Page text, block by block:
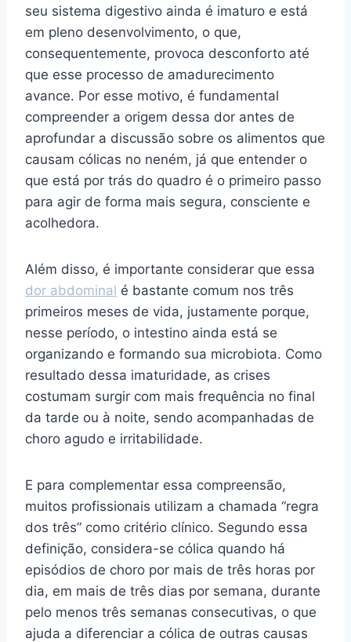
seu sistema digestivo ainda é imaturo e está
em pleno desenvolvimento, o que,
consequentemente, provoca desconforto até
que esse processo de amadurecimento
avance. Por esse motivo, é fundamental
compreender a origem dessa dor antes de
aprofundar a discussão sobre os alimentos que
causam cólicas no neném, já que entender o
que está por trás do quadro é o primeiro passo
para agir de forma mais segura, consciente e
acolhedora.
Além disso, é importante considerar que essa
dor abdominal é bastante comum nos três
primeiros meses de vida, justamente porque,
nesse período, o intestino ainda está se
organizando e formando sua microbiota. Como
resultado dessa imaturidade, as crises
costumam surgir com mais frequência no final
da tarde ou à noite, sendo acompanhadas de
choro agudo e irritabilidade.
E para complementar essa compreensão,
muitos profissionais utilizam a chamada “regra
dos três” como critério clínico. Segundo essa
definição, considera-se cólica quando há
episódios de choro por mais de três horas por
dia, em mais de três dias por semana, durante
pelo menos três semanas consecutivas, o que
ajuda a diferenciar a cólica de outras causas